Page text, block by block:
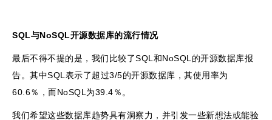
SQL与NoSQL开源数据库的流行情况
最后不得不提的是，我们比较了SQL和NoSQL的开源数据库报
告。其中SQL表示了超过3/5的开源数据库，其使用率为
60.6％，而NoSQL为39.4％。
我们希望这些数据库趋势具有洞察力，并引发一些新想法或能验